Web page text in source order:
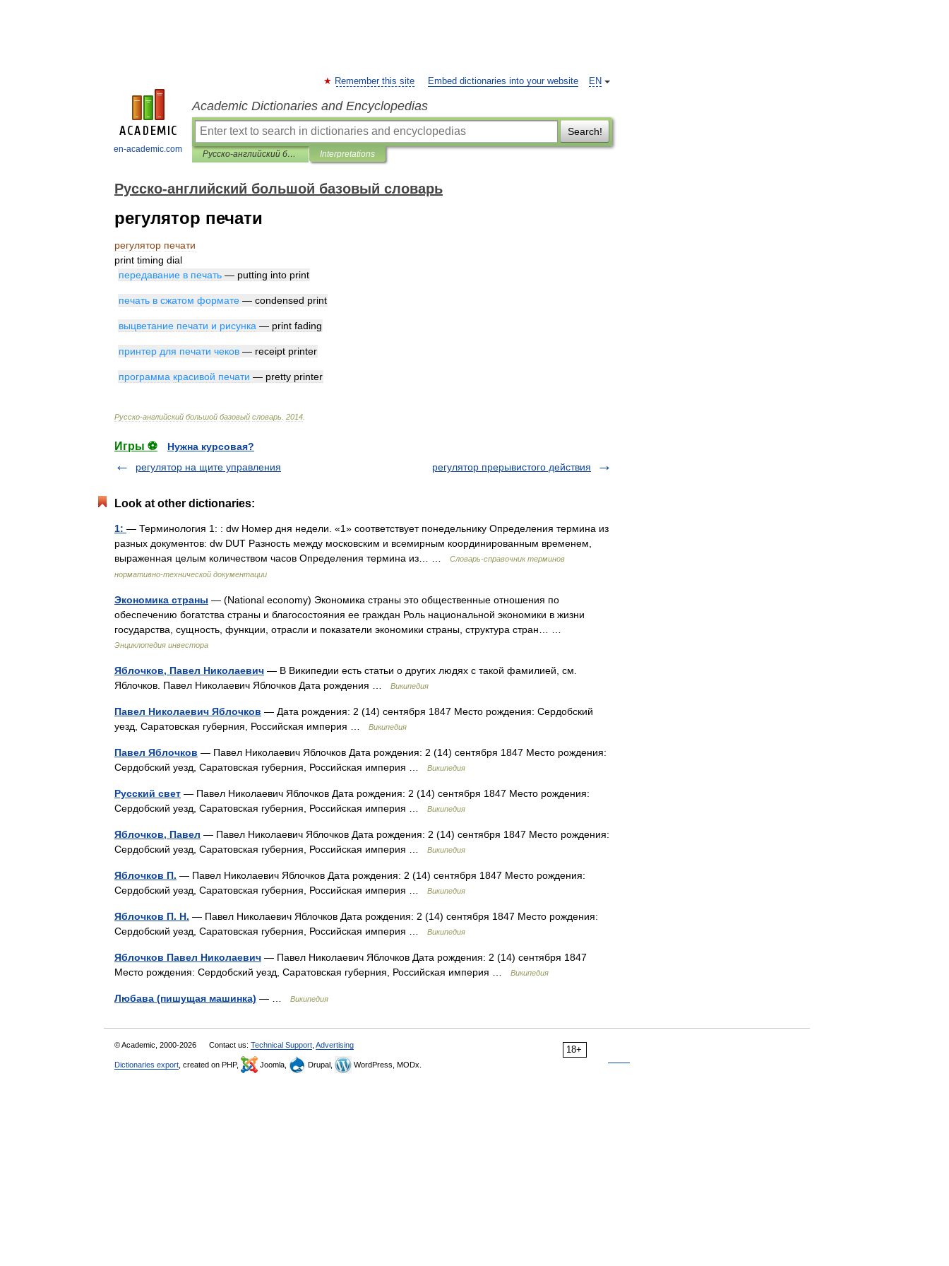
en-academic.com
EN
Remember this site Embed dictionaries into your website
Academic Dictionaries and Encyclopedias
Search!
Русско-английский большой базовый словарь Interpretations
Русско-английский большой базовый словарь
регулятор печати
регулятор печати
print timing dial
передавание в печать — putting into print
печать в сжатом формате — condensed print
выцветание печати и рисунка — print fading
принтер для печати чеков — receipt printer
программа красивой печати — pretty printer
Русско-английский большой базовый словарь 2014
Игры ⚽
Нужна курсовая?
регулятор на щите управления
регулятор прерывистого действия
Look at other dictionaries:
1: — Терминология 1: : dw Номер дня недели. «1» соответствует понедельнику Определения термина из
разных документов: dw DUT Разность между московским и всемирным координированным временем,
выраженная целым количеством часов Определения термина из… …
Словарь-справочник терминов
нормативно-технической документации
Экономика страны — (National economy) Экономика страны это общественные отношения по
обеспечению богатства страны и благосостояния ее граждан Роль национальной экономики в жизни
государства, сущность, функции, отрасли и показатели экономики страны, структура стран… …
Энциклопедия инвестора
Яблочков, Павел Николаевич — В Википедии есть статьи о других людях с такой фамилией, см.
Яблочков. Павел Николаевич Яблочков Дата рождения …
Википедия
Павел Николаевич Яблочков — Дата рождения: 2 (14) сентября 1847 Место рождения: Сердобский
уезд, Саратовская губерния, Российская империя …
Википедия
Павел Яблочков — Павел Николаевич Яблочков Дата рождения: 2 (14) сентября 1847 Место рождения:
Сердобский уезд, Саратовская губерния, Российская империя …
Википедия
Русский свет — Павел Николаевич Яблочков Дата рождения: 2 (14) сентября 1847 Место рождения:
Сердобский уезд, Саратовская губерния, Российская империя …
Википедия
Яблочков, Павел — Павел Николаевич Яблочков Дата рождения: 2 (14) сентября 1847 Место рождения:
Сердобский уезд, Саратовская губерния, Российская империя …
Википедия
Яблочков П. — Павел Николаевич Яблочков Дата рождения: 2 (14) сентября 1847 Место рождения:
Сердобский уезд, Саратовская губерния, Российская империя …
Википедия
Яблочков П. Н. — Павел Николаевич Яблочков Дата рождения: 2 (14) сентября 1847 Место рождения:
Сердобский уезд, Саратовская губерния, Российская империя …
Википедия
Яблочков Павел Николаевич — Павел Николаевич Яблочков Дата рождения: 2 (14) сентября 1847
Место рождения: Сердобский уезд, Саратовская губерния, Российская империя …
Википедия
Любава (пишущая машинка) — … Википедия
18+
© Academic, 2000-2026 Contact us: Technical Support Advertising
Dictionaries export , created on PHP, Joomla, Drupal, WordPress, MODx.